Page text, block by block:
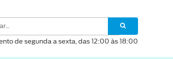
de segunda a sexta, das 12:00 às 18:00